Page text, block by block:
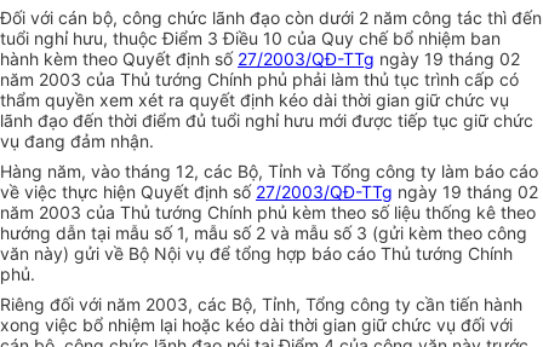
Đối với cán bộ, công chức lãnh đạo còn dưới 2 năm công tác thì đến
tuổi nghỉ hưu, thuộc Điểm 3 Điều 10 của Quy chế bổ nhiệm ban
hành kèm theo Quyết định số 27/2003/QĐ-TTg ngày 19 tháng 02
năm 2003 của Thủ tướng Chính phủ phải làm thủ tục trình cấp có
thẩm quyền xem xét ra quyết định kéo dài thời gian giữ chức vụ
lãnh đạo đến thời điểm đủ tuổi nghỉ hưu mới được tiếp tục giữ chức
vụ đang đảm nhận.
Hàng năm, vào tháng 12, các Bộ, Tỉnh và Tổng công ty làm báo cáo
về việc thực hiện Quyết định số 27/2003/QĐ-TTg ngày 19 tháng 02
năm 2003 của Thủ tướng Chính phủ kèm theo số liệu thống kê theo
hướng dẫn tại mẫu số 1, mẫu số 2 và mẫu số 3 (gửi kèm theo công
văn này) gửi về Bộ Nội vụ để tổng hợp báo cáo Thủ tướng Chính
phủ.
Riêng đối với năm 2003, các Bộ, Tỉnh, Tổng công ty cần tiến hành
xong việc bổ nhiệm lại hoặc kéo dài thời gian giữ chức vụ đối với